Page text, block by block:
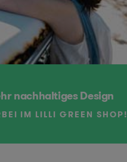
nachhaltiges Design
IM LILLI GREEN SHOP!